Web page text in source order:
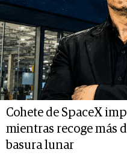
Cohete de SpaceX
mientras recoge más
basura lunar